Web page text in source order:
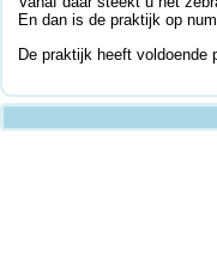
En dan is de praktijk op
De praktijk heeft voldoende